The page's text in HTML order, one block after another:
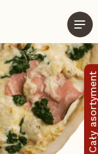
Cały asortyment